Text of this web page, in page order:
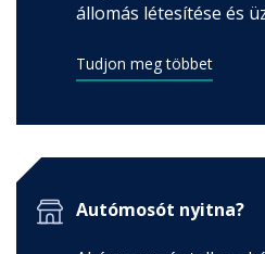
állomás létesítése és
Tudjon meg többet
Autómosót nyitna?